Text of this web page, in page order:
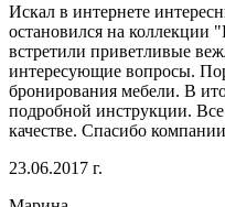
Искал в интернете
остановился на
встретили приветливые
интересующие вопросы.
бронирования мебели. В
подробной инструкции.
качестве. Спасибо
23.06.2017 г.